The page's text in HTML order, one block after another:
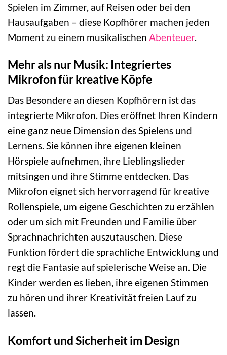
Spielen im Zimmer, auf Reisen oder bei den
Hausaufgaben – diese Kopfhörer machen jeden
Moment zu einem musikalischen Abenteuer.
Mehr als nur Musik: Integriertes
Mikrofon für kreative Köpfe
Das Besondere an diesen Kopfhörern ist das
integrierte Mikrofon. Dies eröffnet Ihren Kindern
eine ganz neue Dimension des Spielens und
Lernens. Sie können ihre eigenen kleinen
Hörspiele aufnehmen, ihre Lieblingslieder
mitsingen und ihre Stimme entdecken. Das
Mikrofon eignet sich hervorragend für kreative
Rollenspiele, um eigene Geschichten zu erzählen
oder um sich mit Freunden und Familie über
Sprachnachrichten auszutauschen. Diese
Funktion fördert die sprachliche Entwicklung und
regt die Fantasie auf spielerische Weise an. Die
Kinder werden es lieben, ihre eigenen Stimmen
zu hören und ihrer Kreativität freien Lauf zu
lassen.
Komfort und Sicherheit im Design